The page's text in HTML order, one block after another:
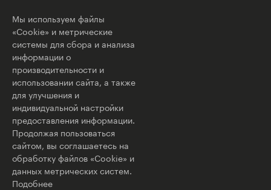
Мы используем файлы
«Cookie» и метрические
системы для сбора и анализа
информации о
производительности и
использовании сайта, а также
для улучшения и
индивидуальной настройки
предоставления информации.
Продолжая пользоваться
сайтом, вы соглашаетесь на
обработку файлов «Cookie» и
данных метрических систем.
Подобнее